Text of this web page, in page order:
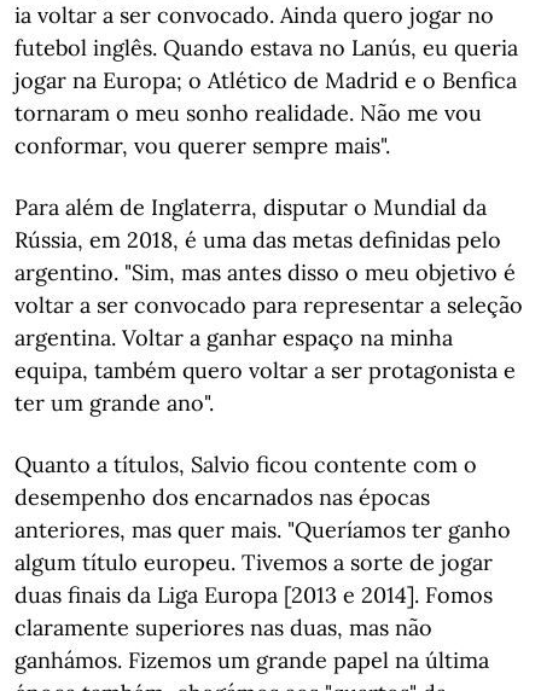
ia voltar a ser convocado. Ainda quero jogar no
futebol inglês. Quando estava no Lanús, eu queria
jogar na Europa; o Atlético de Madrid e o Benfica
tornaram o meu sonho realidade. Não me vou
conformar, vou querer sempre mais".
Para além de Inglaterra, disputar o Mundial da
Rússia, em 2018, é uma das metas definidas pelo
argentino. "Sim, mas antes disso o meu objetivo é
voltar a ser convocado para representar a seleção
argentina. Voltar a ganhar espaço na minha
equipa, também quero voltar a ser protagonista e
ter um grande ano".
Quanto a títulos, Salvio ficou contente com o
desempenho dos encarnados nas épocas
anteriores, mas quer mais. "Queríamos ter ganho
algum título europeu. Tivemos a sorte de jogar
duas finais da Liga Europa [2013 e 2014]. Fomos
claramente superiores nas duas, mas não
ganhámos. Fizemos um grande papel na última